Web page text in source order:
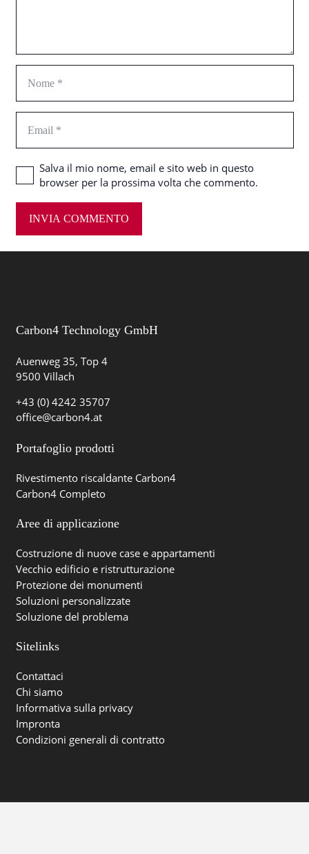
Salva il mio nome, email e sito web in questo
browser per la prossima volta che commento.
INVIA COMMENTO
Carbon4 Technology GmbH
Auenweg 35, Top 4
9500 Villach
+43 (0) 4242 35707
office@carbon4.at
Portafoglio prodotti
Rivestimento riscaldante Carbon4
Carbon4 Completo
Aree di applicazione
Costruzione di nuove case e appartamenti
Vecchio edificio e ristrutturazione
Protezione dei monumenti
Soluzioni personalizzate
Soluzione del problema
Sitelinks
Contattaci
Chi siamo
Informativa sulla privacy
Impronta
Condizioni generali di contratto